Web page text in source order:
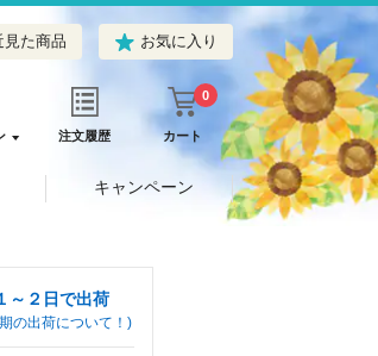
見た商品 お気に入り
注文履歴 カート
0
キャンペーン
～２日で出荷
の出荷について！)